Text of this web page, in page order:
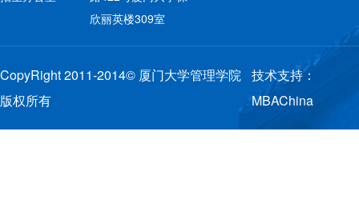
欣丽英楼309室
CopyRight 2011-2014© 厦门大学管理学院
版权所有
技术支持：
MBAChina